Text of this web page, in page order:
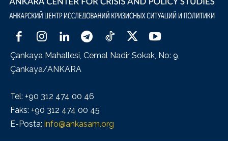
Çankaya Mahallesi, Cemal Nadir Sokak, No: 9,
Çankaya/ANKARA
Tel: +90 312 474 00 46
Faks: +90 312 474 00 45
E-Posta: info@ankasam.org